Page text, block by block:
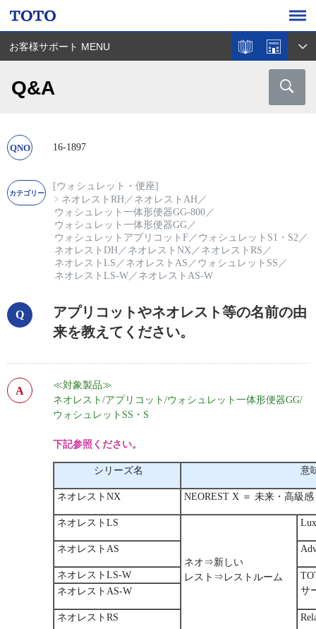
お客様サポート MENU
Q&A
16-1897
[ウォシュレット・便座]
ネオレストRH／ ネオレストAH／
ウォシュレット一体形便器GG-800／
ウォシュレット一体形便器GG／
ウォシュレットアプリコットF／ ウォシュレットS1・S2／
ネオレストDH／ ネオレストNX／ ネオレストRS ／
ネオレストLS ／ ネオレストAS ／ ウォシュレットSS ／
ネオレストLS-W／ ネオレストAS-W
アプリコットやネオレスト等の名前の由
来を教えてください。
≪対象製品≫
ネオレスト/アプリコット/ウォシュレット一体形便器GG/
ウォシュレットSS・S
下記参照ください。
シリーズ名 意
ネオレストNX NEOREST X ＝ 未来・高級感
ネオレストLS
ネオ⇒新しい
レスト⇒レストルーム
ネオレストAS
ネオレストLS-W
サ
ネオレストAS-W
ネオレストRS